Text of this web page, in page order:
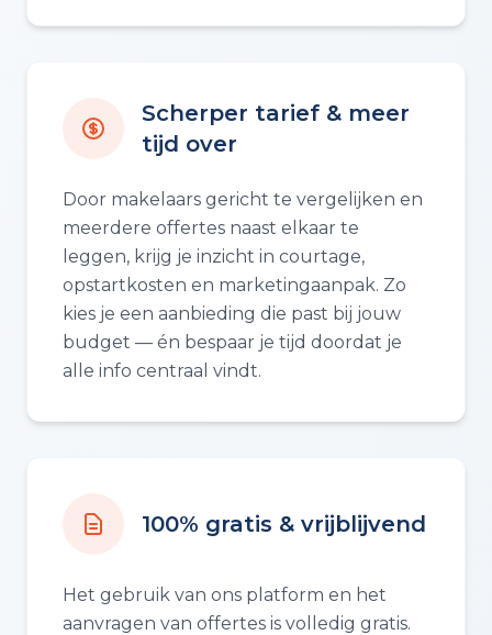
Scherper tarief & meer
tijd over
Door makelaars gericht te vergelijken en
meerdere offertes naast elkaar te
leggen, krijg je inzicht in courtage,
opstartkosten en marketingaanpak. Zo
kies je een aanbieding die past bij jouw
budget — én bespaar je tijd doordat je
alle info centraal vindt.
100% gratis & vrijblijvend
Het gebruik van ons platform en het
aanvragen van offertes is volledig gratis.